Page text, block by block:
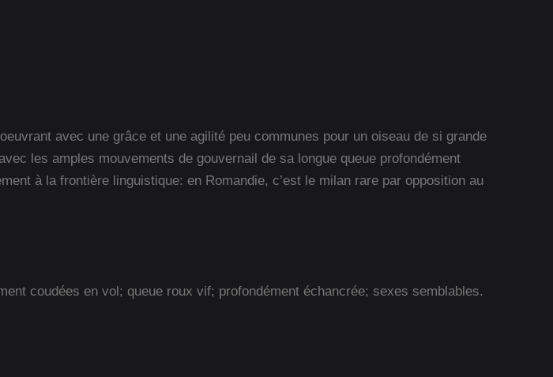
avec une grâce et une agilité peu communes pour un oiseau de si grande
les amples mouvements de gouvernail de sa longue queue profondément
à la frontière linguistique: en Romandie, c’est le milan rare par opposition au
coudées en vol; queue roux vif; profondément échancrée; sexes semblables.